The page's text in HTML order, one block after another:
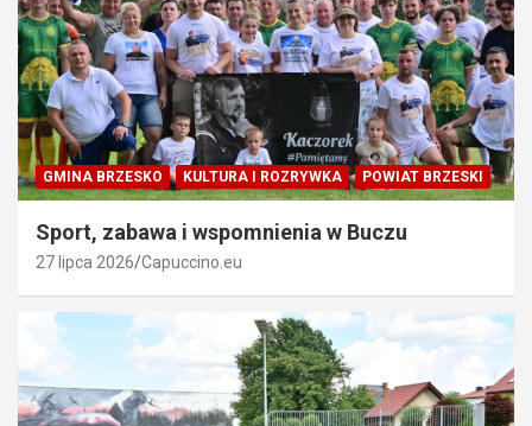
GMINA BRZESKO KULTURA I ROZRYWKA POWIAT BRZESKI
Sport, zabawa i wspomnienia w Buczu
27 lipca 2026 Capuccino.eu